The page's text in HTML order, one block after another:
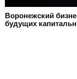
Воронежский
будущих